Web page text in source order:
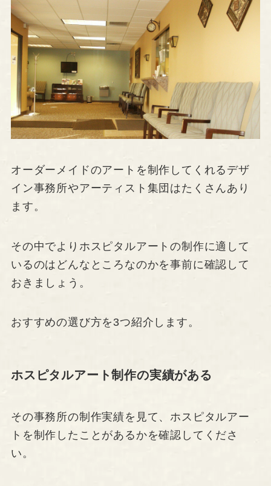
オーダーメイドのアートを制作してくれるデザ
イン事務所やアーティスト集団はたくさんあり
ます。
その中でよりホスピタルアートの制作に適して
いるのはどんなところなのかを事前に確認して
おきましょう。
おすすめの選び方を3つ紹介します。
ホスピタルアート制作の実績がある
その事務所の制作実績を見て、ホスピタルアー
トを制作したことがあるかを確認してくださ
い。